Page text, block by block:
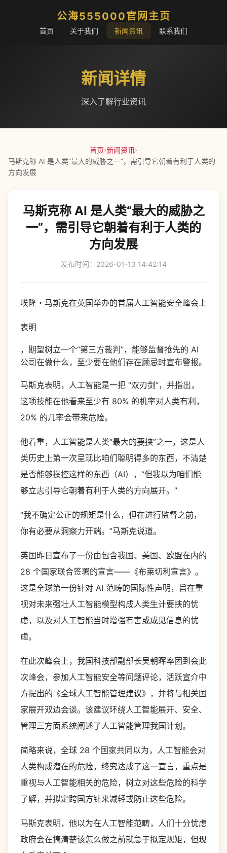
公海555000官网主页
首页 关于我们 新闻资讯 联系我们
新闻详情
深入了解行业资讯
首页›新闻资讯›
马斯克称 AI 是人类“最大的威胁之一”，需引导它朝着有利于人类的
方向发展
马斯克称 AI 是人类“最大的威胁之
一”，需引导它朝着有利于人类的
方向发展
发布时间：2026-01-13 14:42:14
埃隆・马斯克在英国举办的首届人工智能安全峰会上
表明
，期望树立一个“第三方裁判”，能够监督抢先的 AI
公司在做什么，至少要在他们存在顾忌时宣布警报。
马斯克表明，人工智能是一把 “双刃剑”，并指出，
这项技能在他看来至少有 80% 的机率对人类有利，
20% 的几率会带来危险。
他着重，人工智能是人类“最大的要挟”之一，这是人
类历史上第一次呈现比咱们聪明得多的东西，不清楚
是否能够操控这样的东西（AI），“但我以为咱们能
够立志引导它朝着有利于人类的方向展开。”
“我不确定公正的规矩是什么，但在进行监督之前，
你有必要从洞察力开端。”马斯克说道。
英国昨日宣布了一份由包含我国、美国、欧盟在内的
28 个国家联合签署的宣言——《布莱切利宣言》。
这是全球第一份针对 AI 范畴的国际性声明，旨在重
视对未来强壮人工智能模型构成人类生计要挟的忧
虑，以及对人工智能当时增强有害或成见信息的忧
虑。
在此次峰会上，我国科技部副部长吴朝晖率团到会此
次峰会，参加人工智能安全等问题评论，活跃宣介中
方提出的《全球人工智能管理建议》，并将与相关国
家展开双边会谈。该建议环绕人工智能展开、安全、
管理三方面系统阐述了人工智能管理我国计划。
简略来说，全球 28 个国家共同以为，人工智能会对
人类构成潜在的危险，终究达成了这一宣言，重点是
重视与人工智能相关的危险，树立对这些危险的科学
了解，并拟定跨国方针来减轻或防止这些危险。
马斯克表明，他以为在人工智能范畴，人们十分忧虑
政府会在搞清楚该怎么做之前就急于拟定规矩，但现